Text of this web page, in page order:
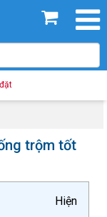
trộm tốt
Hiện